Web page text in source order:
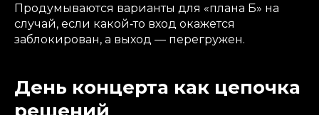
Продумываются варианты для «плана Б» на
случай, если какой‑то вход окажется
заблокирован, а выход — перегружен.
День концерта как цепочка
решений